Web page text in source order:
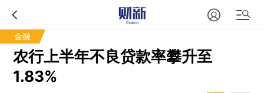
金融
农行上半年不良贷款率攀升至
1.83%